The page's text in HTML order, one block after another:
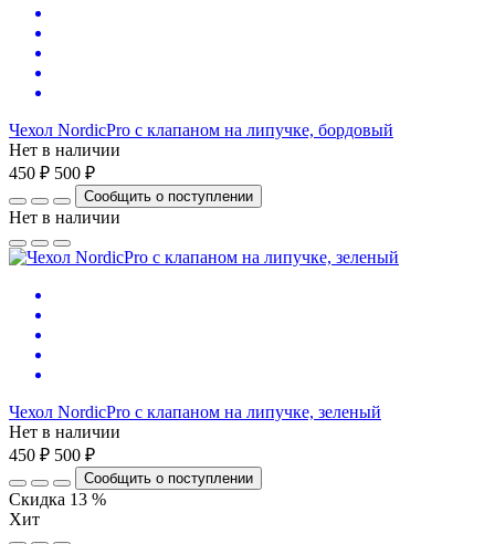
Чехол NordicPro с клапаном на липучке, бордовый
Нет в наличии
450 ₽ 500 ₽
Сообщить о поступлении
Нет в наличии
Чехол NordicPro с клапаном на липучке, зеленый
Нет в наличии
450 ₽ 500 ₽
Сообщить о поступлении
Скидка 13 %
Хит